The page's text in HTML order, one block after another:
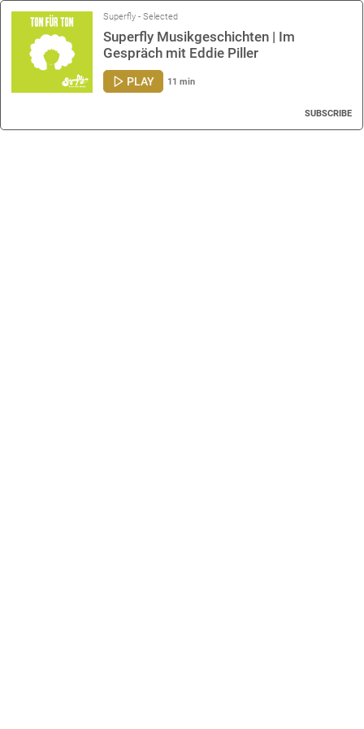
Superfly - Selected
Superfly Musikgeschichten | Im
Gespräch mit Eddie Piller
PLAY 11 min
SUBSCRIBE